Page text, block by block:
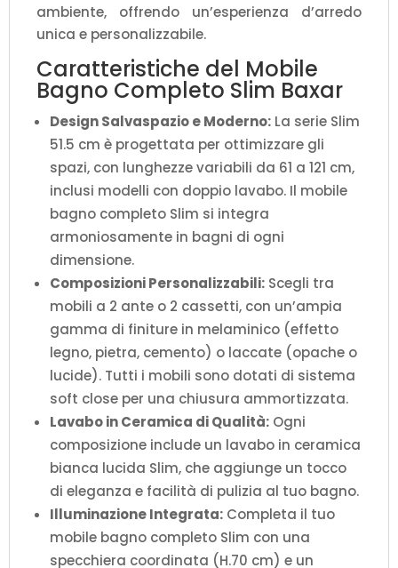
ambiente, offrendo un’esperienza d’arredo
unica e personalizzabile.
Caratteristiche del Mobile
Bagno Completo Slim Baxar
Design Salvaspazio e Moderno: La serie Slim
51.5 cm è progettata per ottimizzare gli
spazi, con lunghezze variabili da 61 a 121 cm,
inclusi modelli con doppio lavabo. Il mobile
bagno completo Slim si integra
armoniosamente in bagni di ogni
dimensione.
Composizioni Personalizzabili: Scegli tra
mobili a 2 ante o 2 cassetti, con un’ampia
gamma di finiture in melaminico (effetto
legno, pietra, cemento) o laccate (opache o
lucide). Tutti i mobili sono dotati di sistema
soft close per una chiusura ammortizzata.
Lavabo in Ceramica di Qualità: Ogni
composizione include un lavabo in ceramica
bianca lucida Slim, che aggiunge un tocco
di eleganza e facilità di pulizia al tuo bagno.
Illuminazione Integrata: Completa il tuo
mobile bagno completo Slim con una
specchiera coordinata (H.70 cm) e un